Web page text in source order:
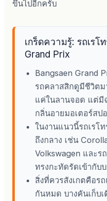
ขึ้นไปอีกครับ
เกร็ดความรู้: รถเรโ
Grand Prix
Bangsaen Grand
รถคลาสสิกดูมีชีวิตม
แค่ในลานจอด แต่มี
กลิ่นอายมอเตอร์สป
ในงานแนวนี้รถเรโ
ถึงกลาง เช่น
Volkswagen และร
ทรงกะทัดรัดเข้ากับ
สิ่งที่ควรสังเกตคือร
กันหมด บางคันเก็บ